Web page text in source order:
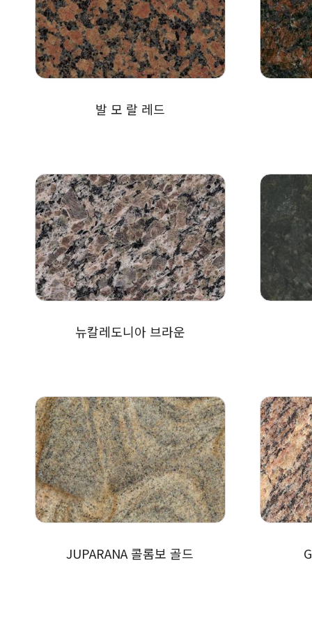
발 모 랄 레드
뉴칼레도니아 브라운
JUPARANA 콜롬보 골드